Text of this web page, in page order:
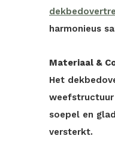
harmonieus
Materiaal &
Het
soepel en
versterkt.